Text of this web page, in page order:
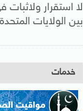
لا استقرار
بين الولايات
خدمات